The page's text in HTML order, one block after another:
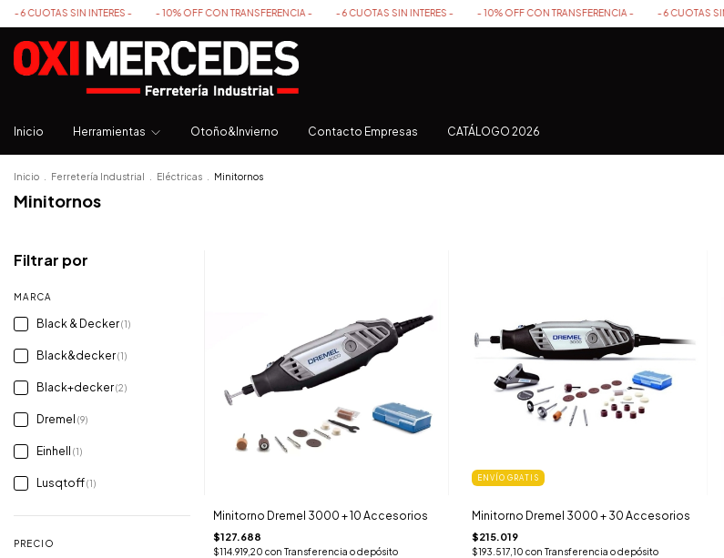
SIN INTERES - - 10% OFF CON TRANSFERENCIA - - 6 CUOTAS SIN INTERES - - 10% OFF CON TRANSFERENCIA - - 6 CUOTAS SIN INTERES -
Inicio Herramientas Otoño&Invierno Contacto Empresas CATÁLOGO 2026
Inicio Ferretería Industrial Eléctricas Minitornos
Minitornos
Filtrar por
MARCA
Black & Decker(1)
Black&decker(1)
Black+decker(2)
Dremel (9)
Einhell (1)
Lusqtoff(1)
PRECIO
Minitorno Dremel 3000 + 10 Accesorios
$127.688
$114.919,20 con Transferencia o depósito
ENVÍO GRATIS
Minitorno Dremel 3000 + 30 Accesorios
$215.019
$193.517,10 con Transferencia o depósito